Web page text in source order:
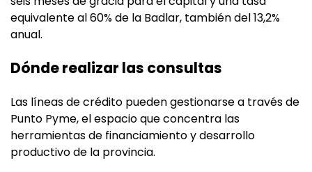
equivalente al 60% de la Badlar, también del 13,2%
anual.
Dónde realizar las consultas
Las líneas de crédito pueden gestionarse a través de
Punto Pyme, el espacio que concentra las
herramientas de financiamiento y desarrollo
productivo de la provincia.